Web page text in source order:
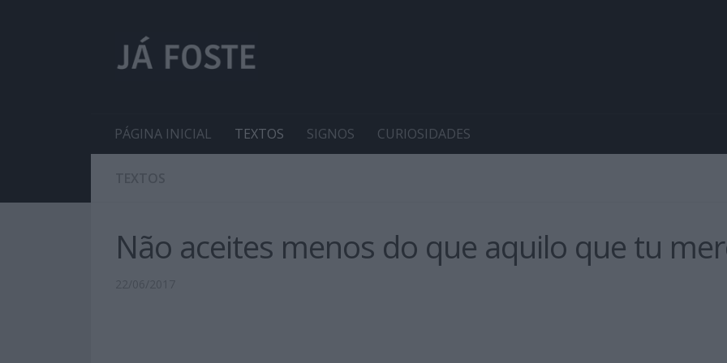
PÁGINA INICIAL TEXTOS SIGNOS CURIOSIDADES
Não aceites menos do que aquilo que tu